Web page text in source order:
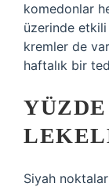
komedonlar
üzerinde
kremler de
haftalık bir
Siyah